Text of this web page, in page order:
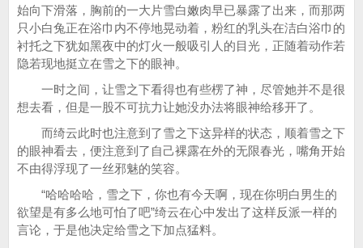
始向下滑落，胸前的一大片雪白嫩肉早已暴露了出来，而那两
只小白兔正在浴巾内不停地晃动着，粉红的乳头在洁白浴巾的
衬托之下犹如黑夜中的灯火一般吸引人的目光，正随着动作若
隐若现地挺立在雪之下的眼神。
一时之间，让雪之下看得也有些楞了神，尽管她并不是很
想去看，但是一股不可抗力让她没办法将眼神给移开了。
而绮云此时也注意到了雪之下这异样的状态，顺着雪之下
的眼神看去，便注意到了自己裸露在外的无限春光，嘴角开始
不由得浮现了一丝邪魅的笑容。
“哈哈哈哈，雪之下，你也有今天啊，现在你明白男生的
欲望是有多么地可怕了吧”绮云在心中发出了这样反派一样的
言论，于是他决定给雪之下加点猛料。